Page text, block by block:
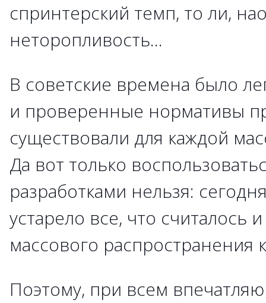
спринтерский темп, то ли,
неторопливость...
В советские времена было
и проверенные нормативы
существовали для каждой
Да вот только
разработками нельзя:
устарело все, что считалось
массового распространения
Поэтому, при всем